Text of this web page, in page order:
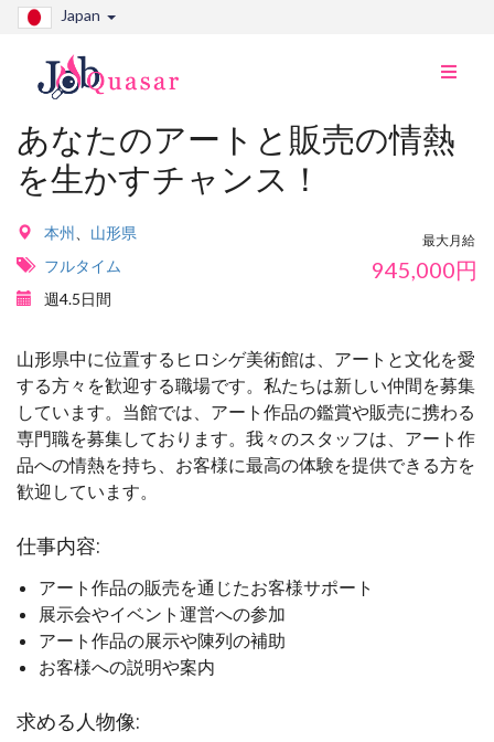
Japan
ナ
り
あなたのアートと販売の情熱
を生かすチャンス！
本州
山形県
フルタイム
週4.5日間
最大月給
945,000円
山形県中に位置するヒロシゲ美術館は、アートと文化を愛
する方々を歓迎する職場です。私たちは新しい仲間を募集
しています。当館では、アート作品の鑑賞や販売に携わる
専門職を募集しております。我々のスタッフは、アート作
品への情熱を持ち、お客様に最高の体験を提供できる方を
歓迎しています。
仕事内容:
アート作品の販売を通じたお客様サポート
展示会やイベント運営への参加
アート作品の展示や陳列の補助
お客様への説明や案内
求める人物像: